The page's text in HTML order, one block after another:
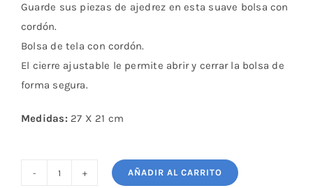
Guarde sus piezas de ajedrez en esta suave bolsa con
cordón.
Bolsa de tela con cordón.
El cierre ajustable le permite abrir y cerrar la bolsa de
forma segura.
Medidas: 27 X 21 cm
AÑADIR AL CARRITO